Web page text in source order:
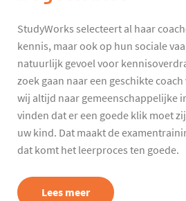
StudyWorks selecteert al haar
kennis, maar ook op hun sociale
natuurlijk gevoel voor
zoek gaan naar een geschikte
wij altijd naar gemeenschappelijke
vinden dat er een goede klik moet
uw kind. Dat maakt de
dat komt het leerproces ten goede.
Lees meer